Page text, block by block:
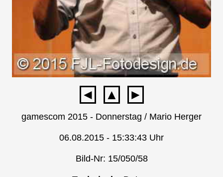
◄ ▲ ►
gamescom 2015 - Donnerstag / Mario Herger
06.08.2015 - 15:33:43 Uhr
Bild-Nr: 15/050/58